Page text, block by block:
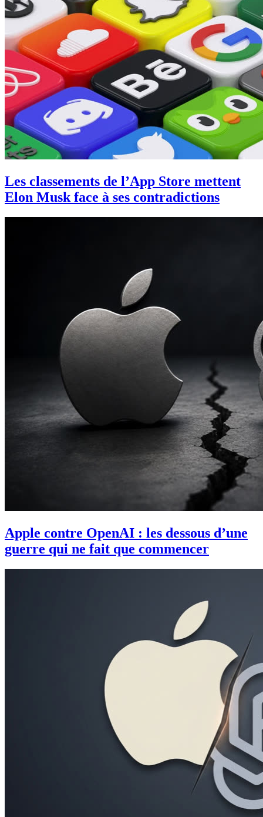
Les classements de l’App Store mettent
Elon Musk face à ses contradictions
Apple contre OpenAI : les dessous d’une
guerre qui ne fait que commencer